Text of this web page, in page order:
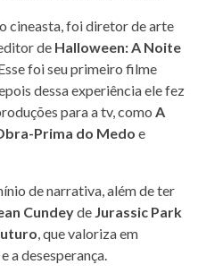
cineasta, foi diretor de arte
de Halloween: A Noite
foi seu primeiro filme
dessa experiência ele fez
para a tv, como A
Prima do Medo e
de narrativa, além de ter
Cundeyde Jurassic Park
, que valoriza em
a desesperança.